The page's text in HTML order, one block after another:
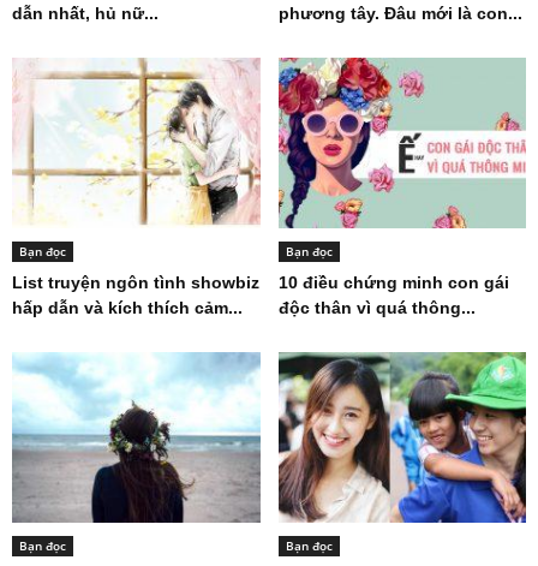
dẫn nhất, hủ nữ...
phương tây. Đâu mới là con...
Bạn đọc
List truyện ngôn tình showbiz
hấp dẫn và kích thích cảm...
Bạn đọc
10 điều chứng minh con gái
độc thân vì quá thông...
Bạn đọc Bạn đọc